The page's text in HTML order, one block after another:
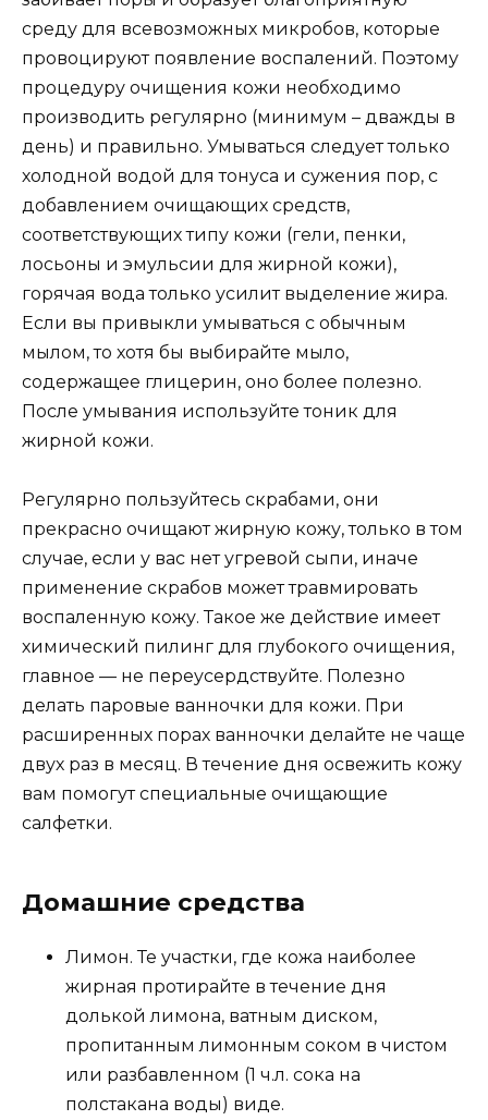
среду для всевозможных микробов, которые
провоцируют появление воспалений. Поэтому
процедуру очищения кожи необходимо
производить регулярно (минимум – дважды в
день) и правильно. Умываться следует только
холодной водой для тонуса и сужения пор, с
добавлением очищающих средств,
соответствующих типу кожи (гели, пенки,
лосьоны и эмульсии для жирной кожи),
горячая вода только усилит выделение жира.
Если вы привыкли умываться с обычным
мылом, то хотя бы выбирайте мыло,
содержащее глицерин, оно более полезно.
После умывания используйте тоник для
жирной кожи.
Регулярно пользуйтесь скрабами, они
прекрасно очищают жирную кожу, только в том
случае, если у вас нет угревой сыпи, иначе
применение скрабов может травмировать
воспаленную кожу. Такое же действие имеет
химический пилинг для глубокого очищения,
главное — не переусердствуйте. Полезно
делать паровые ванночки для кожи. При
расширенных порах ванночки делайте не чаще
двух раз в месяц. В течение дня освежить кожу
вам помогут специальные очищающие
салфетки.
Домашние средства
Лимон. Те участки, где кожа наиболее
жирная протирайте в течение дня
долькой лимона, ватным диском,
пропитанным лимонным соком в чистом
или разбавленном (1 ч.л. сока на
полстакана воды) виде.